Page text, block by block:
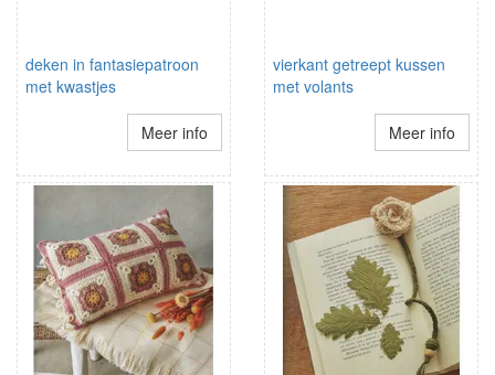
deken in fantasiepatroon
met kwastjes
Meer info
vierkant getreept kussen
met volants
Meer info